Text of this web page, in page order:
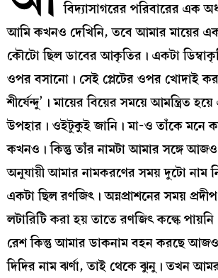
বিদ্যাসাগরের পরিবারের এক
আমি কখনও দেখিনি, তবে আমার মায়ের
কৌটো ছিল ডাবের আকৃতির। একটা
ওপর বসানো। সেই প্লেটের ওপর খোদাই করা
শীর্ষেন্দু’। মায়ের বিয়ের সময়ে আমন্ত্রিত
উপহার। ওইটুকুই জানি। মা-ও তাঁকে মনে
কখনও। কিন্তু তাঁর নামটা আমার সঙ্গে
অনুযায়ী আমার নামকরণের সময় দুটো নাম
একটা ছিল রণজিৎ। অন্নপ্রাশনের সময়
লটারিটি করা হয় তাতে রণজিৎ কল্কে
রেশ কিন্তু আমার ডাকনাম বহন করছে
দিদির নাম ঝর্ণা, তাই থেকে ঝুনু। তখন